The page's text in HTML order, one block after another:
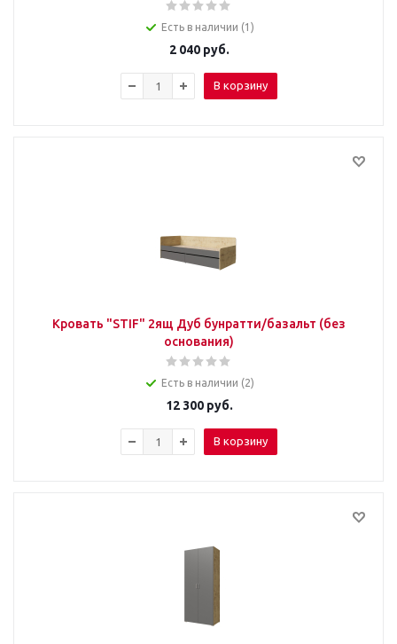
Есть в наличии (1)
2 040руб.
В корзину
Кровать "STIF" 2ящ Дуб бунратти/базальт (без
основания)
Есть в наличии (2)
12 300руб.
В корзину